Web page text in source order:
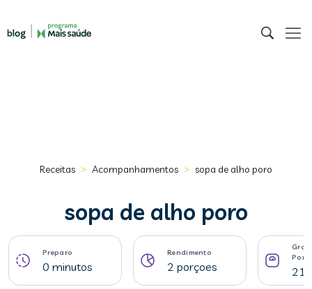
Receitas > Acompanhamentos > sopa de alho poro
sopa de alho poro
Preparo
0 minutos
Rendimento
2 porçoes